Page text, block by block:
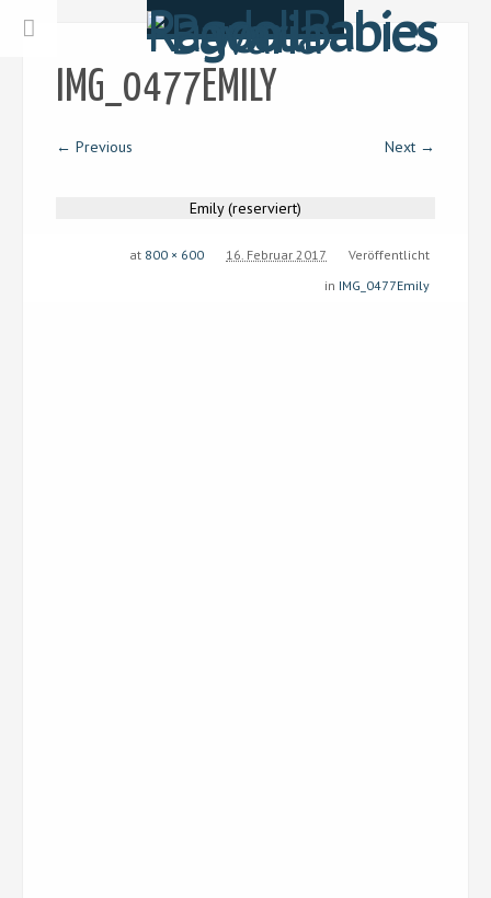
IMG_0477EMILY
← Previous Next →
Emily (reserviert)
Veröffentlicht
16. Februar 2017
at 800 × 600
in IMG_0477Emily